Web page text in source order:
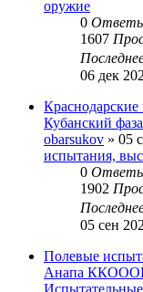
оружие
0
1607
06 дек
Краснодарские
Кубанский
obarsukov » 05
испытания,
0
1902
05 сен
Полевые
Анапа